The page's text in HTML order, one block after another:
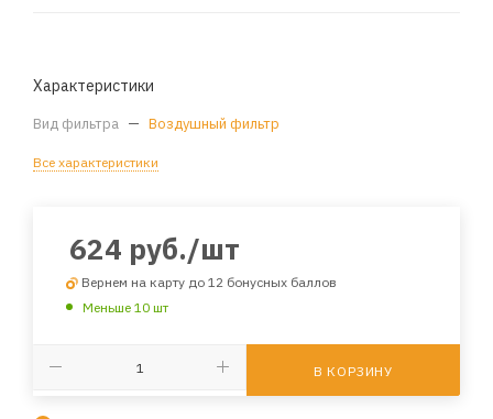
Характеристики
Вид фильтра — Воздушный фильтр
Все характеристики
624 руб./шт
Вернем на карту до 12 бонусных баллов
Меньше 10 шт
В КОРЗИНУ